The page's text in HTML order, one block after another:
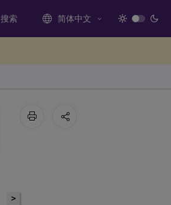
搜索 简体中文
>